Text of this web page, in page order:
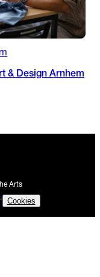
& Design Arnhem
Arts
- Cookies